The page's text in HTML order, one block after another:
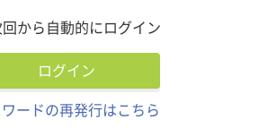
回から自動的にログイン
ワードの再発行はこちら